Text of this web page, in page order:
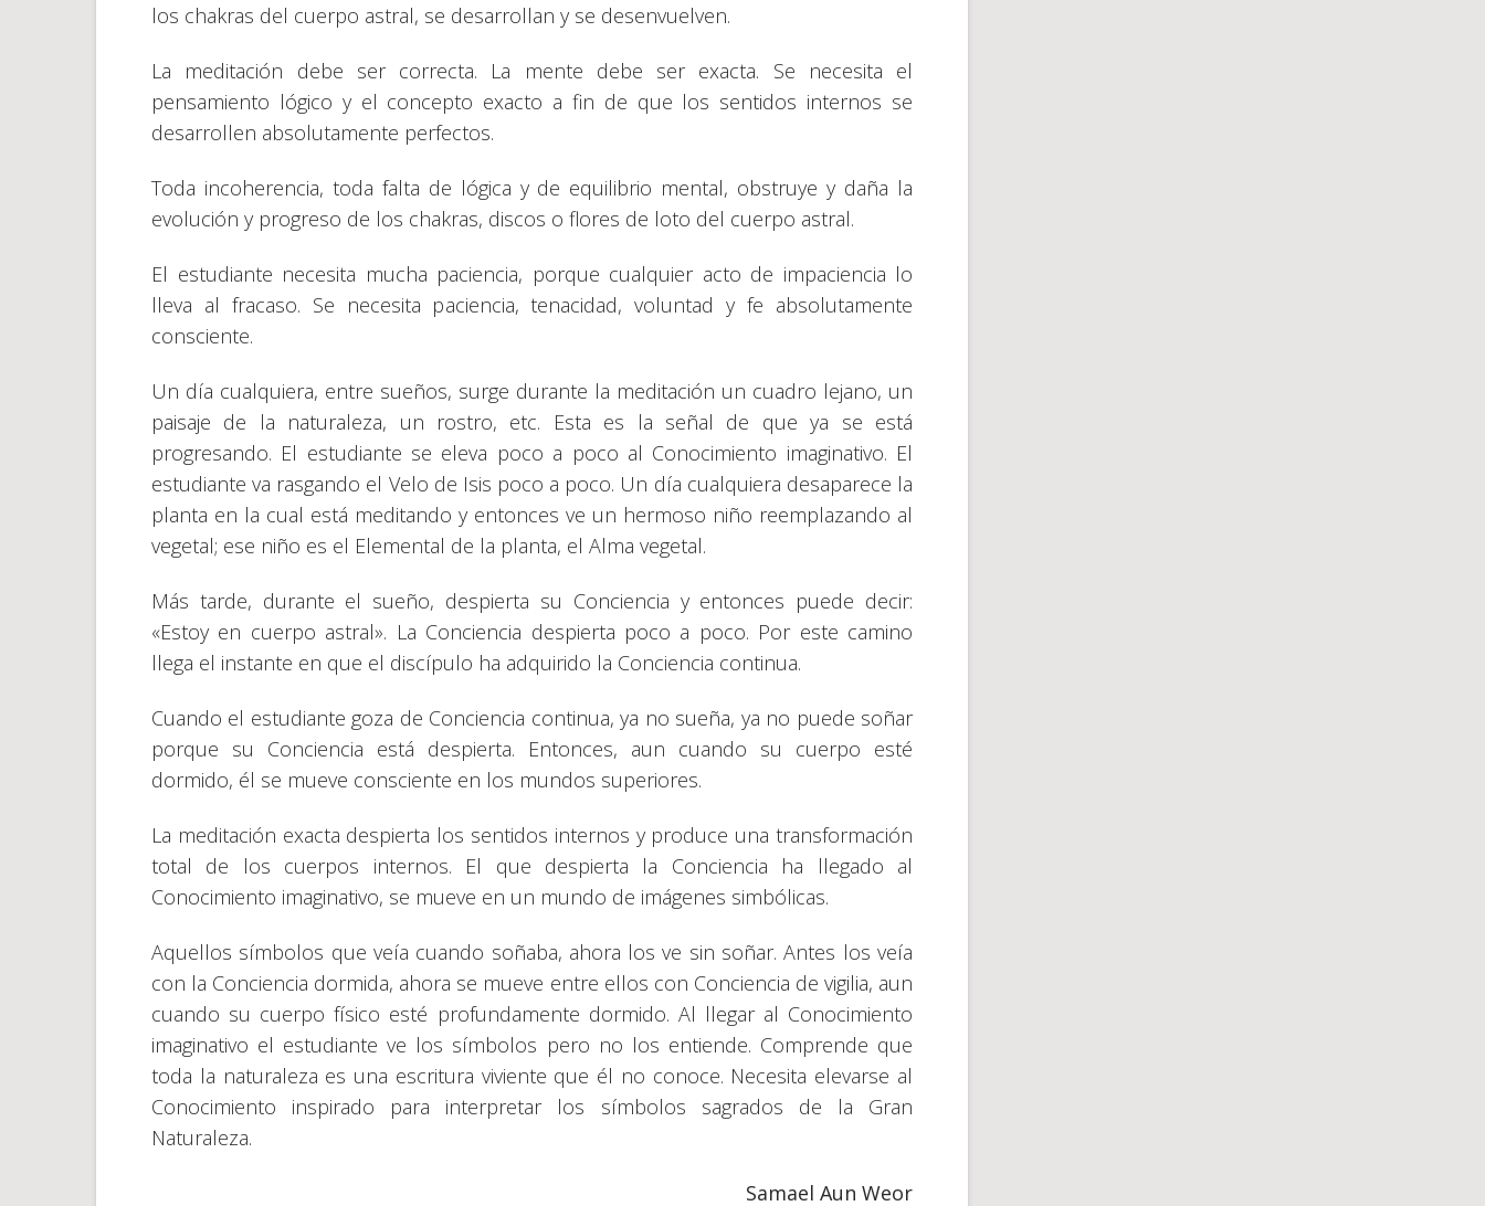
los chakras del cuerpo astral, se desarrollan y se desenvuelven.
La meditación debe ser correcta. La mente debe ser exacta. Se necesita el
pensamiento lógico y el concepto exacto a fin de que los sentidos internos se
desarrollen absolutamente perfectos.
Toda incoherencia, toda falta de lógica y de equilibrio mental, obstruye y daña la
evolución y progreso de los chakras, discos o flores de loto del cuerpo astral.
El estudiante necesita mucha paciencia, porque cualquier acto de impaciencia lo
lleva al fracaso. Se necesita paciencia, tenacidad, voluntad y fe absolutamente
consciente.
Un día cualquiera, entre sueños, surge durante la meditación un cuadro lejano, un
paisaje de la naturaleza, un rostro, etc. Esta es la señal de que ya se está
progresando. El estudiante se eleva poco a poco al Conocimiento imaginativo. El
estudiante va rasgando el Velo de Isis poco a poco. Un día cualquiera desaparece la
planta en la cual está meditando y entonces ve un hermoso niño reemplazando al
vegetal; ese niño es el Elemental de la planta, el Alma vegetal.
Más tarde, durante el sueño, despierta su Conciencia y entonces puede decir:
«Estoy en cuerpo astral». La Conciencia despierta poco a poco. Por este camino
llega el instante en que el discípulo ha adquirido la Conciencia continua.
Cuando el estudiante goza de Conciencia continua, ya no sueña, ya no puede soñar
porque su Conciencia está despierta. Entonces, aun cuando su cuerpo esté
dormido, él se mueve consciente en los mundos superiores.
La meditación exacta despierta los sentidos internos y produce una transformación
total de los cuerpos internos. El que despierta la Conciencia ha llegado al
Conocimiento imaginativo, se mueve en un mundo de imágenes simbólicas.
Aquellos símbolos que veía cuando soñaba, ahora los ve sin soñar. Antes los veía
con la Conciencia dormida, ahora se mueve entre ellos con Conciencia de vigilia, aun
cuando su cuerpo físico esté profundamente dormido. Al llegar al Conocimiento
imaginativo el estudiante ve los símbolos pero no los entiende. Comprende que
toda la naturaleza es una escritura viviente que él no conoce. Necesita elevarse al
Conocimiento inspirado para interpretar los símbolos sagrados de la Gran
Naturaleza.
Samael Aun Weor